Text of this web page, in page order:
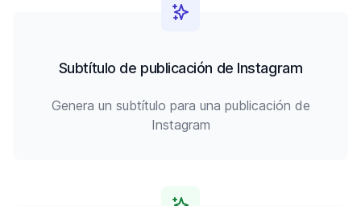
Subtítulo de publicación de Instagram
Genera un subtítulo para una publicación de
Instagram